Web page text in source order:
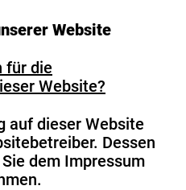
Website
für die
Website?
auf dieser Website
Dessen
dem Impressum